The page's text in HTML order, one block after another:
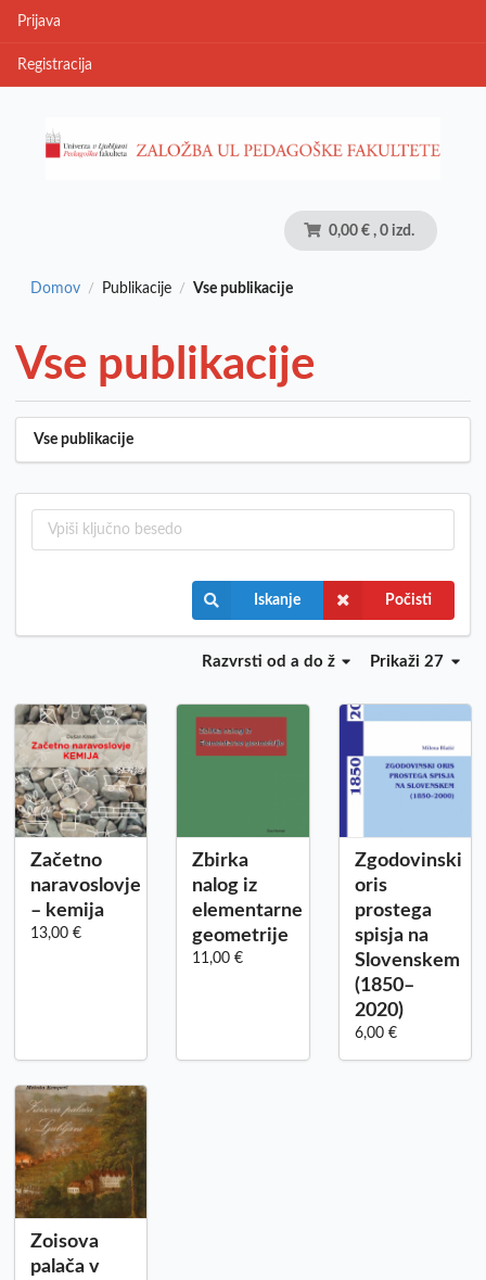
Prijava
Registracija
0,00 € , 0 izd.
Domov / Publikacije / Vse publikacije
Vse publikacije
Vse publikacije
Iskanje Počisti
Prikaži 27
Razvrsti od a do ž
Začetno
naravoslovje
– kemija
13,00 €
Zbirka
nalog iz
elementarne
geometrije
11,00 €
Zgodovinski
oris
prostega
spisja na
Slovenskem
(1850–
2020)
6,00 €
Zoisova
palača v